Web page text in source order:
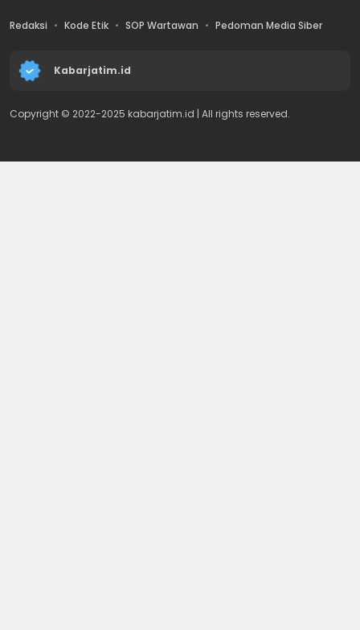
Redaksi Kode Etik SOP Wartawan Pedoman Media Siber
Kabarjatim.id
Copyright © 2022-2025 kabarjatim.id | All rights reserved.